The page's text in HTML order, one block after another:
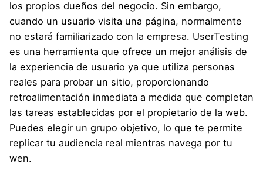
los propios dueños del negocio. Sin embargo,
cuando un usuario visita una página, normalmente
no estará familiarizado con la empresa. UserTesting
es una herramienta que ofrece un mejor análisis de
la experiencia de usuario ya que utiliza personas
reales para probar un sitio, proporcionando
retroalimentación inmediata a medida que completan
las tareas establecidas por el propietario de la web.
Puedes elegir un grupo objetivo, lo que te permite
replicar tu audiencia real mientras navega por tu
wen.